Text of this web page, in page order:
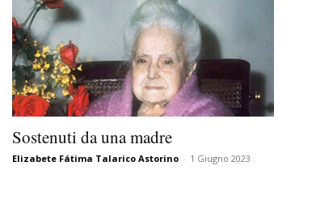
Sostenuti da una madre
Elizabete Fátima Talarico Astorino - 1 Giugno 2023